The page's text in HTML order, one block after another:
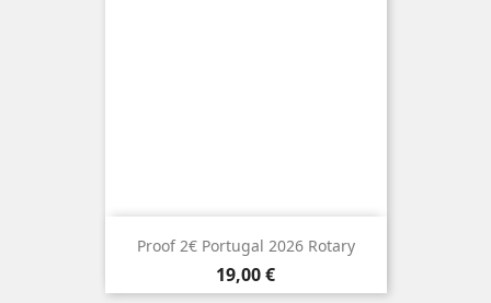
Proof 2€ Portugal 2026 Rotary
Preço
19,00 €